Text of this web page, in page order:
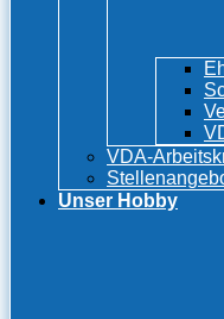
VDA-
Unser Hobby